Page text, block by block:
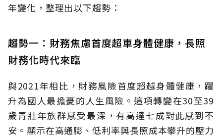
年變化，整理出以下趨勢：
趨勢一：財務焦慮首度超車身體健康，長照
財務化時代來臨
與2021年相比，財務風險首度超越身體健康，躍
升為國人最擔憂的人生風險。這項轉變在30至39
歲青壯年族群感受最深，有高達七成對此感到不
安。顯示在高通膨、低利率與長照成本攀升的壓力